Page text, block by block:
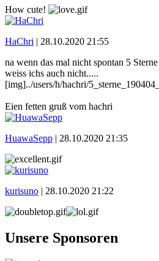
How cute!
HaChri | 28.10.2020 21:55
na wenn das mal nicht spontan 5
weiss ichs auch nicht.....
[img]../users/h/hachri/
Eien fetten gruß vom hachri
HuawaSepp | 28.10.2020 21:35
kurisuno | 28.10.2020 21:22
Unsere Sponsoren